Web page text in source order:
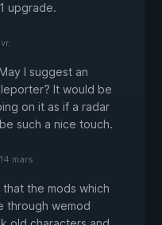
upgrade.
I suggest an
It would be
on it as if a radar
such a nice touch.
14 mars
the mods which
through wemod